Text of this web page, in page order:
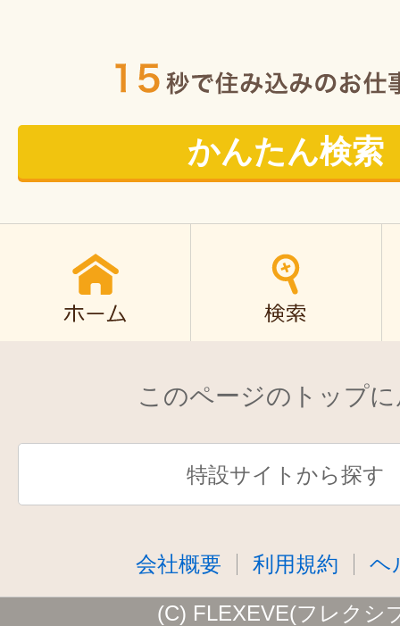
かんたん検索
このページのトップ
特設サイトから探す
会社概要 利用規約 ヘ
(C) FLEXEVE(フレクシ